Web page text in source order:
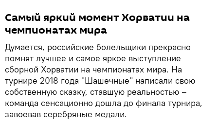
Самый яркий момент Хорватии на
чемпионатах мира
Думается, российские болельщики прекрасно
помнят лучшее и самое яркое выступление
сборной Хорватии на чемпионатах мира. На
турнире 2018 года "Шашечные" написали свою
собственную сказку, ставшую реальностью –
команда сенсационно дошла до финала турнира,
завоевав серебряные медали.